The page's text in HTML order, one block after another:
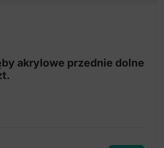
akrylowe przednie dolne